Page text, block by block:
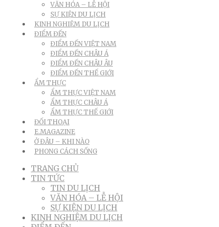
VĂN HÓA – LỄ HỘI
SỰ KIỆN DU LỊCH
KINH NGHIỆM DU LỊCH
ĐIỂM ĐẾN
ĐIỂM ĐẾN VIỆT NAM
ĐIỂM ĐẾN CHÂU Á
ĐIỂM ĐẾN CHÂU ÂU
ĐIỂM ĐẾN THẾ GIỚI
ẨM THỰC
ẨM THỰC VIỆT NAM
ẨM THỰC CHÂU Á
ẨM THỰC THẾ GIỚI
ĐỐI THOẠI
E.MAGAZINE
Ở ĐÂU – KHI NÀO
PHONG CÁCH SỐNG
TRANG CHỦ
TIN TỨC
TIN DU LỊCH
VĂN HÓA – LỄ HỘI
SỰ KIỆN DU LỊCH
KINH NGHIỆM DU LỊCH